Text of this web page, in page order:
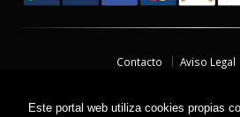
Este portal web utiliza cookies propias
Contacto Aviso Legal